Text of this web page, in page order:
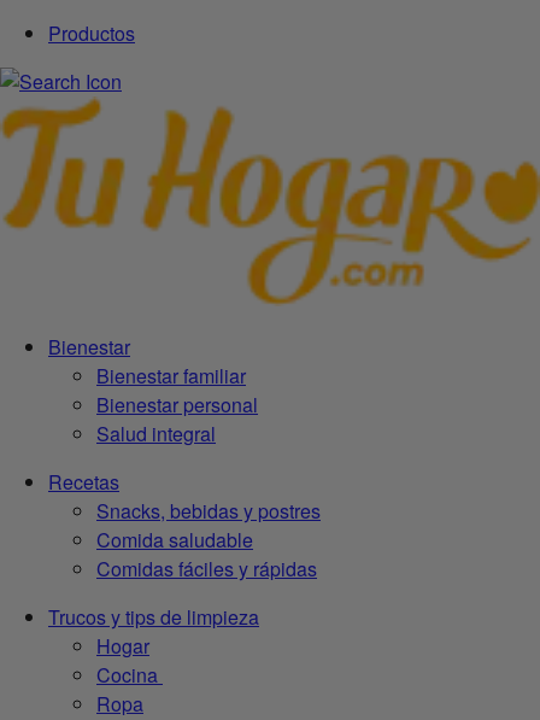
Productos
Bienestar
Bienestar familiar
Bienestar personal
Salud integral
Recetas
Snacks, bebidas y postres
Comida saludable
Comidas fáciles y rápidas
Trucos y tips de limpieza
Hogar
Cocina
Ropa